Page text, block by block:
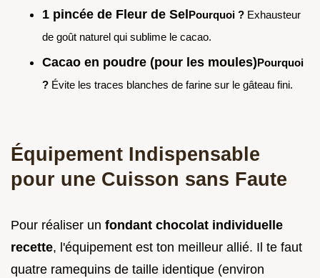
1 pincée de Fleur de SelPourquoi ? Exhausteur
de goût naturel qui sublime le cacao.
Cacao en poudre (pour les moules)Pourquoi
? Évite les traces blanches de farine sur le gâteau fini.
Équipement Indispensable
pour une Cuisson sans Faute
Pour réaliser un fondant chocolat individuelle
recette, l'équipement est ton meilleur allié. Il te faut
quatre ramequins de taille identique (environ